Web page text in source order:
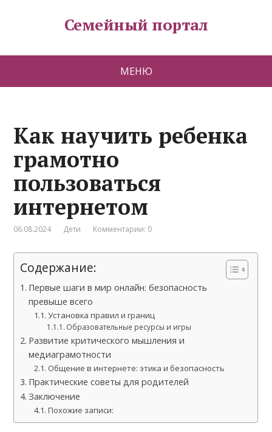
Семейный портал
МЕНЮ
Как научить ребенка
грамотно
пользоваться
интернетом
06.08.2024 Дети Комментарии: 0
Содержание:
Первые шаги в мир онлайн: безопасность
превыше всего
Установка правил и границ
Образовательные ресурсы и игры
Развитие критического мышления и
медиаграмотности
Общение в интернете: этика и безопасность
Практические советы для родителей
Заключение
Похожие записи: